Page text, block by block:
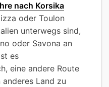
nach Korsika
oder Toulon
unterwegs sind,
oder Savona an
es
eine andere Route
Land zu